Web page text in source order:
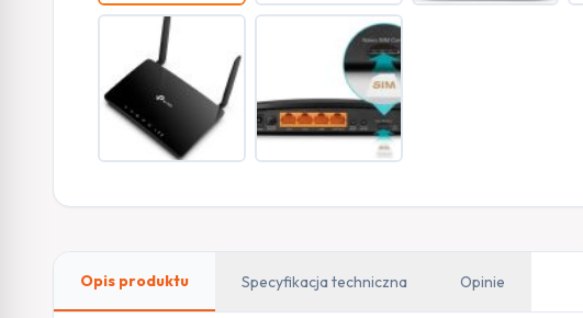
Opis produktu Specyfikacja techniczna Opinie